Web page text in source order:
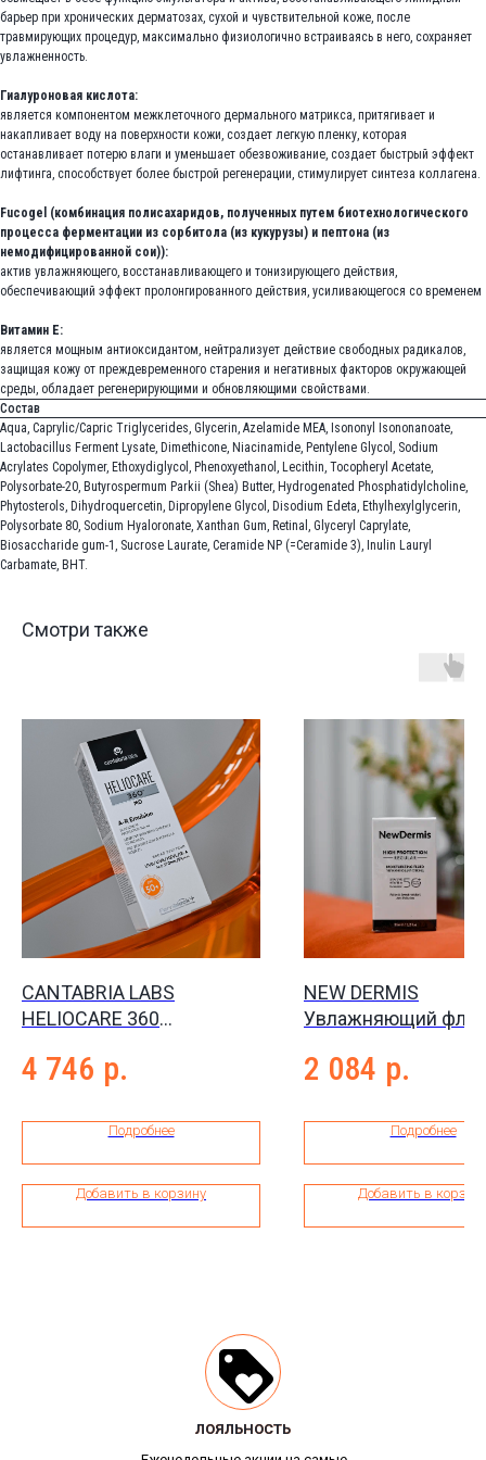
барьер при хронических дерматозах, сухой и чувствительной коже, после
травмирующих процедур, максимально физиологично встраиваясь в него, сохраняет
увлажненность.
Гиалуроновая кислота:
является компонентом межклеточного дермального матрикса, притягивает и
накапливает воду на поверхности кожи, создает легкую пленку, которая
останавливает потерю влаги и уменьшает обезвоживание, создает быстрый эффект
лифтинга, способствует более быстрой регенерации, стимулирует синтеза коллагена.
Fucogel (комбинация полисахаридов, полученных путем биотехнологического
процесса ферментации из сорбитола (из кукурузы) и пептона (из
немодифицированной сои)):
актив увлажняющего, восстанавливающего и тонизирующего действия,
обеспечивающий эффект пролонгированного действия, усиливающегося со временем
Витамин Е:
является мощным антиоксидантом, нейтрализует действие свободных радикалов,
защищая кожу от преждевременного старения и негативных факторов окружающей
среды, обладает регенерирующими и обновляющими свойствами.
Состав
Aqua, Caprylic/Capric Triglycerides, Glycerin, Azelamide MEA, Isononyl Isononanoate,
Lactobacillus Ferment Lysate, Dimethicone, Niacinamide, Pentylene Glycol, Sodium
Acrylates Copolymer, Ethoxydiglycol, Phenoxyethanol, Lecithin, Tocopheryl Acetate,
Polysorbatе-20, Butyrospermum Parkii (Shea) Butter, Hydrogenated Phosphatidylcholine,
Phytosterols, Dihydroquercetin, Dipropylene Glycol, Disodium Edeta, Ethylhexylglycerin,
Polysorbate 80, Sodium Hyaloronate, Xanthan Gum, Retinal, Glyceryl Caprylate,
Biosaccharide gum-1, Sucrose Laurate, Ceramide NP (=Ceramide 3), Inulin Lauryl
Carbamate, BHT.
Смотри также
CANTABRIA LABS
HELIOCARE 360
эмульсия для кожи,
50+ MD A-R emulsion, 50
4 746 р.
Подробнее
Добавить в корзину
NEW DERMIS
Увлажняющий
35 мл
2 084 р.
Подробнее
Добавить в
ЛОЯЛЬНОСТЬ
ЛОЯЛЬНОСТЬ